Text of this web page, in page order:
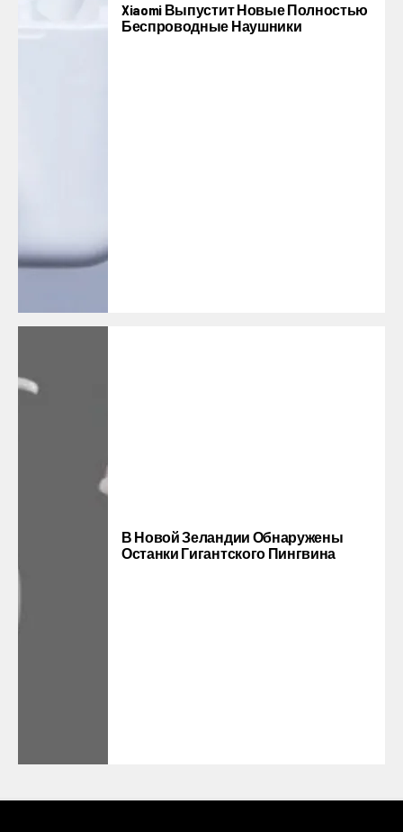
Xiaomi Выпустит Новые Полностью
Беспроводные Наушники
В Новой Зеландии Обнаружены
Останки Гигантского Пингвина